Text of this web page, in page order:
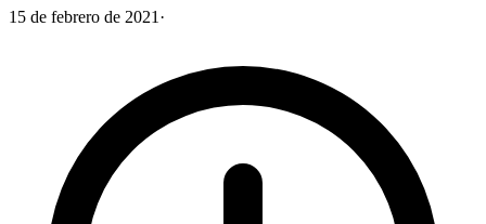
15 de febrero de 2021 ·